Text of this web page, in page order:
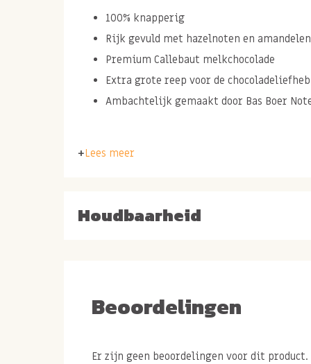
100% knapperig
Rijk gevuld met hazelnoten en amandelen
Premium Callebaut melkchocolade
Extra grote reep voor de
Ambachtelijk gemaakt door Bas Boer
Inhoud: 250 gram
Verhouding: 50% chocolade, 30% amandelen, 20%
Wij zijn net zo dol op goede verse noten als op
Boer Noten maken. Door uitsluitend te werken
Lees meer
Houdbaarheid
Beoordelingen
Er zijn geen beoordelingen voor dit product.